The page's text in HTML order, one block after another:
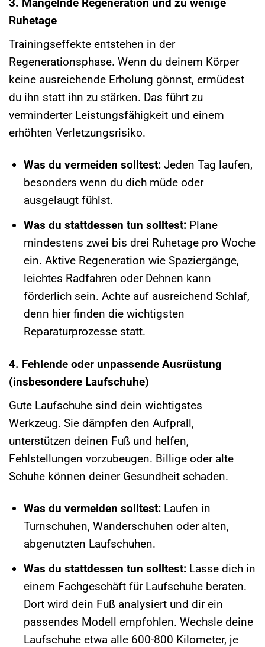
Ruhetage
Trainingseffekte entstehen in der
Regenerationsphase. Wenn du deinem Körper
keine ausreichende Erholung gönnst, ermüdest
du ihn statt ihn zu stärken. Das führt zu
verminderter Leistungsfähigkeit und einem
erhöhten Verletzungsrisiko.
Was du vermeiden solltest:Jeden Tag laufen,
besonders wenn du dich müde oder
ausgelaugt fühlst.
Was du stattdessen tun solltest:Plane
mindestens zwei bis drei Ruhetage pro Woche
ein. Aktive Regeneration wie Spaziergänge,
leichtes Radfahren oder Dehnen kann
förderlich sein. Achte auf ausreichend Schlaf,
denn hier finden die wichtigsten
Reparaturprozesse statt.
4. Fehlende oder unpassende Ausrüstung
(insbesondere Laufschuhe)
Gute Laufschuhe sind dein wichtigstes
Werkzeug. Sie dämpfen den Aufprall,
unterstützen deinen Fuß und helfen,
Fehlstellungen vorzubeugen. Billige oder alte
Schuhe können deiner Gesundheit schaden.
Was du vermeiden solltest:Laufen in
Turnschuhen, Wanderschuhen oder alten,
abgenutzten Laufschuhen.
Was du stattdessen tun solltest:Lasse dich in
einem Fachgeschäft für Laufschuhe beraten.
Dort wird dein Fuß analysiert und dir ein
passendes Modell empfohlen. Wechsle deine
Laufschuhe etwa alle 600-800 Kilometer, je